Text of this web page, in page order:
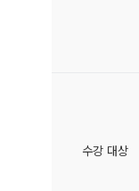
수강 대상